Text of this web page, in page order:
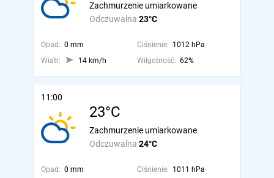
Odczuwalna 23°C
Zachmurzenie umiarkowane
Opad: 0 mm Ciśnienie: 1012 hPa
Wiatr:
14 km/h Wilgotność: 62%
11:00
23°C
Odczuwalna 24°C
Zachmurzenie umiarkowane
Opad: 0 mm Ciśnienie: 1011 hPa